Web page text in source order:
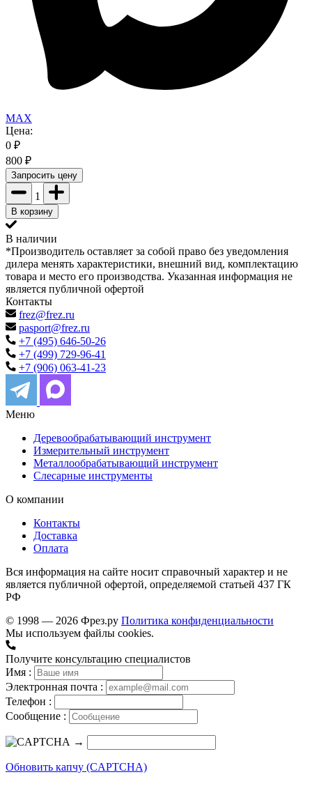
MAX
Цена:
0 ₽
800 ₽
Запросить цену
1
В корзину
В наличии
*Производитель оставляет за собой право без уведомления
дилера менять характеристики, внешний вид, комплектацию
товара и место его производства. Указанная информация не
является публичной офертой
Контакты
frez@frez.ru
pasport@frez.ru
+7 (495) 646-50-26
+7 (499) 729-96-41
+7 (906) 063-41-23
Меню
Деревообрабатывающий инструмент
Измерительный инструмент
Металлообрабатывающий инструмент
Слесарные инструменты
О компании
Контакты
Доставка
Оплата
Вся информация на сайте носит справочный характер и не
является публичной офертой, определяемой статьей 437 ГК
РФ
© 1998 — 2026 Фрез.ру Политика конфиденциальности
Мы используем файлы cookies.
Получите консультацию специалистов
Имя :
Электронная почта :
Телефон :
Сообщение :
→
Обновить капчу (CAPTCHA)